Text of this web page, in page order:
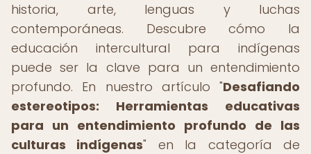
historia, arte, lenguas y luchas
contemporáneas. Descubre cómo la
educación intercultural para indígenas
puede ser la clave para un entendimiento
profundo. En nuestro artículo "Desafiando
estereotipos: Herramientas educativas
para un entendimiento profundo de las
culturas indígenas" en la categoría de